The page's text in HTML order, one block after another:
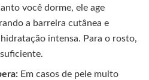
você dorme, ele age
a barreira cutânea e
intensa. Para o rosto,
Em casos de pele muito